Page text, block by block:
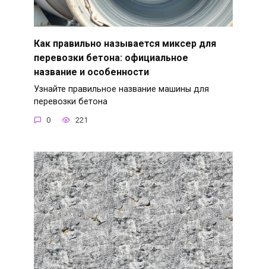
Как правильно называется миксер для
перевозки бетона: официальное
название и особенности
Узнайте правильное название машины для
перевозки бетона
0 221